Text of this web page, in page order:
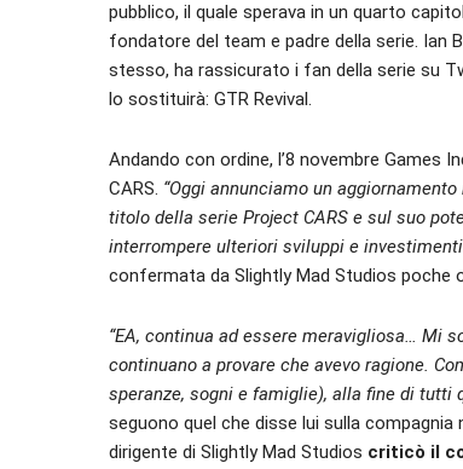
pubblico, il quale sperava in un quarto
fondatore del team e padre della serie. Ian
stesso, ha rassicurato i fan della serie su
lo sostituirà: GTR Revival.
Andando con ordine, l’8 novembre Games
CARS. “Oggi annunciamo un
titolo della serie Project CARS e sul suo
interrompere ulteriori sviluppi e
confermata da Slightly Mad Studios poche
“EA, continua ad essere meravigliosa… Mi
continuano a provare che avevo ragione.
speranze, sogni e famiglie), alla fine di tutti
seguono quel che disse lui sulla compagnia
dirigente di Slightly Mad Studios criticò il